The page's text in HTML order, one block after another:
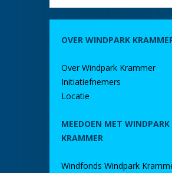
OVER WINDPARK
Over Windpark Krammer
Initiatiefnemers
Locatie
MEEDOEN MET WINDPARK
KRAMMER
Windfonds Windpark